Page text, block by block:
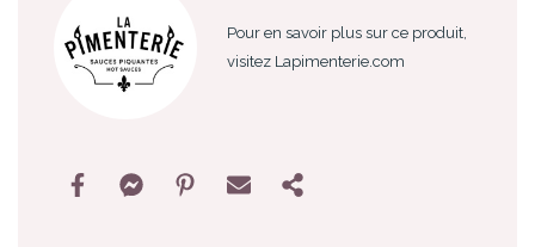
Pour en savoir plus sur ce produit,
visitez Lapimenterie.com